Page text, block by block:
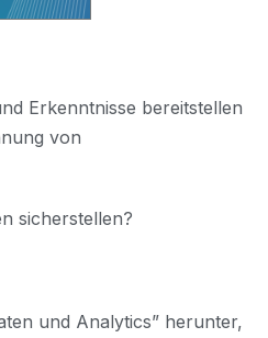
Erkenntnisse bereitstellen
von
sicherstellen?
und Analytics” herunter,